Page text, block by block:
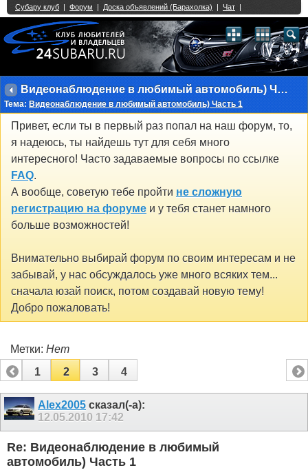
Видеонаблюдение в любимый автомобиль) Часть 1
Тема: Видеонаблюдение в любимый автомобиль) Часть 1
Привет, если ты в первый раз попал на наш форум, то,
я надеюсь, ты найдешь тут для себя много
интересного! Часто задаваемые вопросы по ссылке
FAQ.
А вообще, советую тебе пройти не сложную
регистрацию на форуме и у тебя станет намного
больше возможностей!
Внимательно выбирай форум по своим интересам и не
забывай, у нас обсуждалось уже много всяких тем...
сначала юзай поиск, потом создавай новую тему!
Добро пожаловать!
Метки: Нет
1
2 3 4
Alex2005 сказал(-а):
12.05.2010 17:42
Re: Видеонаблюдение в любимый
автомобиль) Часть 1
Single Sign On provided byvBSSO
2 3 4 5 6 7 8 9 10 11 12 13 14 15 16 17 18 21 22 23 24 25 26
27 28 29 30 31 32 33 34 35 36 37 38 39 40 41 42 43